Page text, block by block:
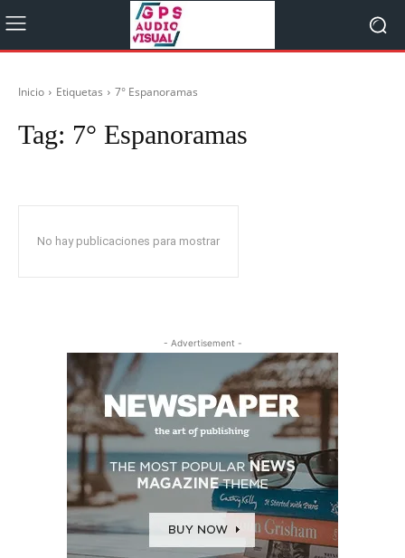
Inicio Etiquetas 7° Espanoramas
Tag: 7° Espanoramas
No hay publicaciones para mostrar
- Advertisement -